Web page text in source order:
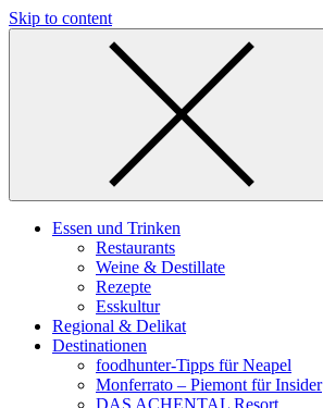
Skip to content
Essen und Trinken
Restaurants
Weine & Destillate
Rezepte
Esskultur
Regional & Delikat
Destinationen
foodhunter-Tipps für Neapel
Monferrato – Piemont für Insider
DAS ACHENTAL Resort